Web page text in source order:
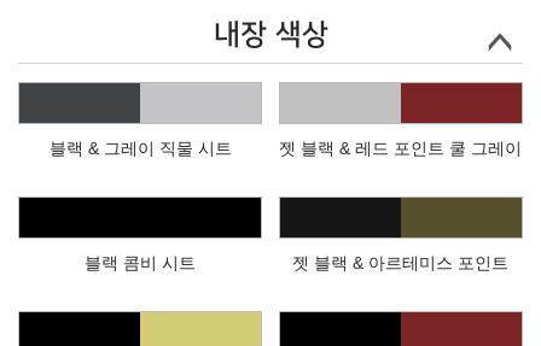
내장 색상
블랙 & 그레이 직물 시트 젯 블랙 & 레드 포인트 쿨 그레이
블랙 콤비 시트 젯 블랙 & 아르테미스 포인트